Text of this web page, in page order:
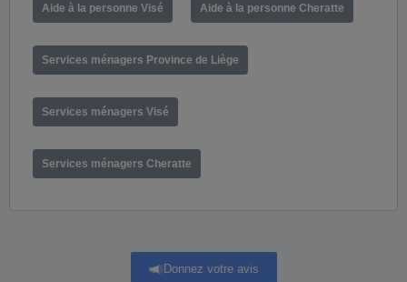
Aide à la personne Visé Aide à la personne Cheratte
Services ménagers Province de Liège
Services ménagers Visé
Services ménagers Cheratte
Donnez votre avis